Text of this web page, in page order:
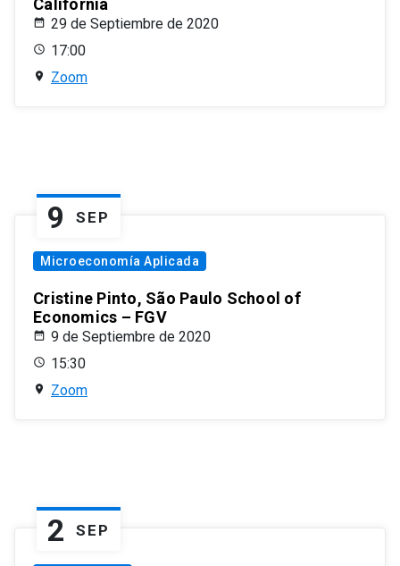
California
29 de Septiembre de 2020
17:00
Zoom
9 SEP
Microeconomía Aplicada
Cristine Pinto, São Paulo School of
Economics – FGV
9 de Septiembre de 2020
15:30
Zoom
2 SEP